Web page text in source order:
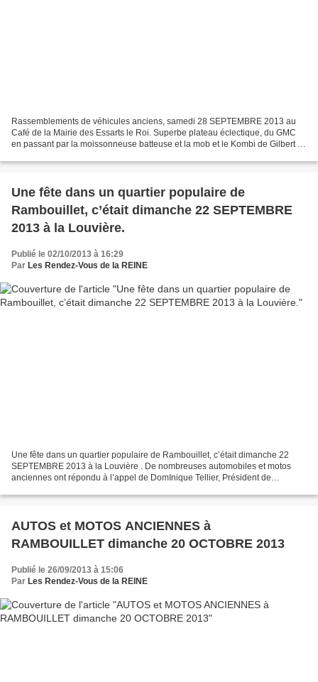
Rassemblements de véhicules anciens, samedi 28 SEPTEMBRE 2013 au
Café de la Mairie des Essarts le Roi. Superbe plateau éclectique, du GMC
en passant par la moissonneuse batteuse et la mob et le Kombi de Gilbert !!
Une fête dans un quartier populaire de
Rambouillet, c’était dimanche 22 SEPTEMBRE
2013 à la Louvière.
Publié le 02/10/2013 à 16:29
Par Les Rendez-Vous de la REINE
Une fête dans un quartier populaire de Rambouillet, c’était dimanche 22
SEPTEMBRE 2013 à la Louvière . De nombreuses automobiles et motos
anciennes ont répondu à l’appel de DomInique Tellier, Président de
AUTOS et MOTOS ANCIENNES à
RAMBOUILLET dimanche 20 OCTOBRE 2013
Publié le 26/09/2013 à 15:06
Par Les Rendez-Vous de la REINE